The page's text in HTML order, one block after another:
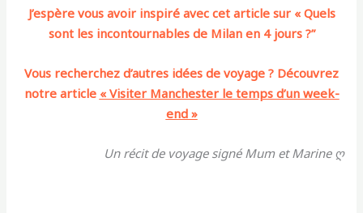
J’espère vous avoir inspiré avec cet article sur « Quels
sont les incontournables de Milan en 4 jours ?”
Vous recherchez d’autres idées de voyage ? Découvrez
notre article « Visiter Manchester le temps d’un week-
end »
Un récit de voyage signé Mum et Marine ღ